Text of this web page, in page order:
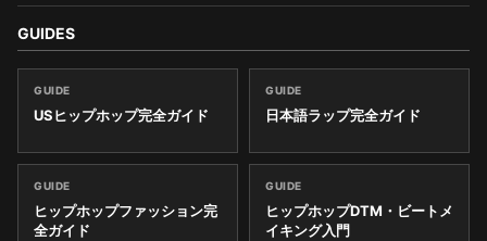
GUIDES
GUIDE
USヒップホップ完全ガイド
GUIDE
日本語ラップ完全ガイド
GUIDE
ヒップホップファッション完
全ガイド
GUIDE
ヒップホップDTM・ビートメ
イキング入門